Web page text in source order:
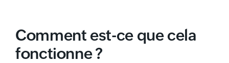
Comment est-ce que cela
fonctionne ?